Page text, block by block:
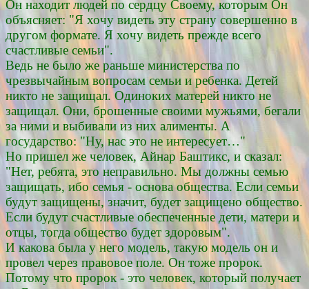
Он находит людей по сердцу Своему, которым Он
объясняет: "Я хочу видеть эту страну совершенно в
другом формате. Я хочу видеть прежде всего
счастливые семьи".
Ведь не было же раньше министерства по
чрезвычайным вопросам семьи и ребенка. Детей
никто не защищал. Одиноких матерей никто не
защищал. Они, брошенные своими мужьями, бегали
за ними и выбивали из них алименты. А
государство: "Ну, нас это не интересует…"
Но пришел же человек, Айнар Баштикс, и сказал:
"Нет, ребята, это неправильно. Мы должны семью
защищать, ибо семья - основа общества. Если семьи
будут защищены, значит, будет защищено общество.
Если будут счастливые обеспеченные дети, матери и
отцы, тогда общество будет здоровым".
И какова была у него модель, такую модель он и
провел через правовое поле. Он тоже пророк.
Потому что пророк - это человек, который получает